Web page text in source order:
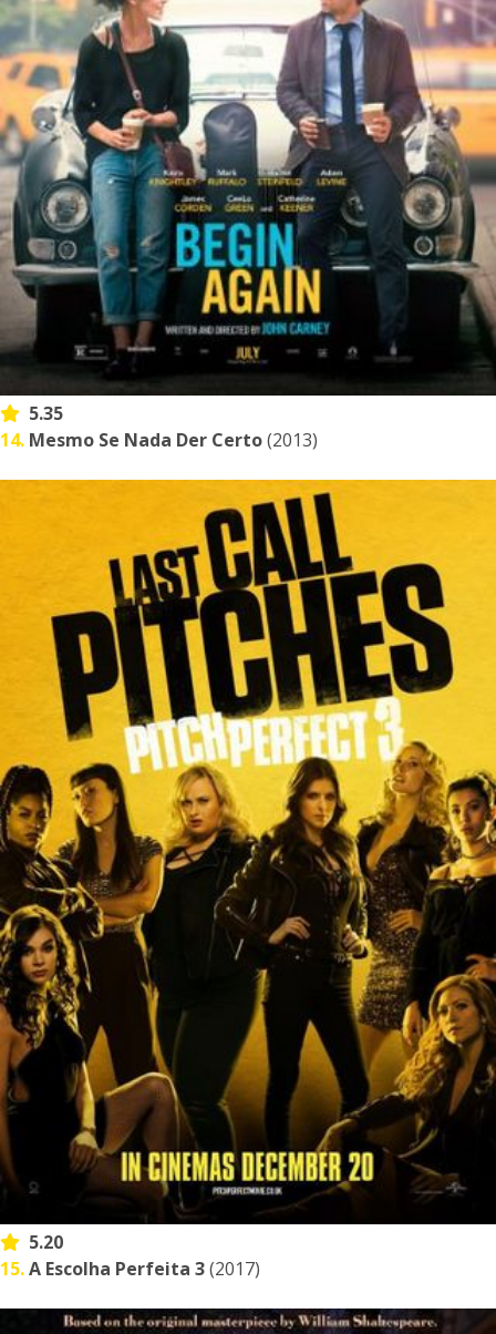
5.35
14. Mesmo Se Nada Der Certo(2013)
5.20
15.A Escolha Perfeita 3(2017)